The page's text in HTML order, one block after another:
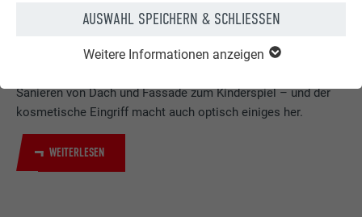
AUSWAHL SPEICHERN & SCHLIESSEN
Weitere Informationen anzeigen
Sanieren von Dach und Fassade zum Kinderspiel – und der
kosmetische Eingriff macht auch optisch einiges her.
WEITERLESEN
DACHSANIERUNG MIT DER
DACHSANIERUNG MIT PREFA